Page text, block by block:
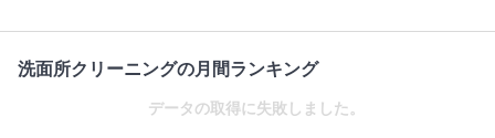
洗面所クリーニングの月間ランキング
データの取得に失敗しました。